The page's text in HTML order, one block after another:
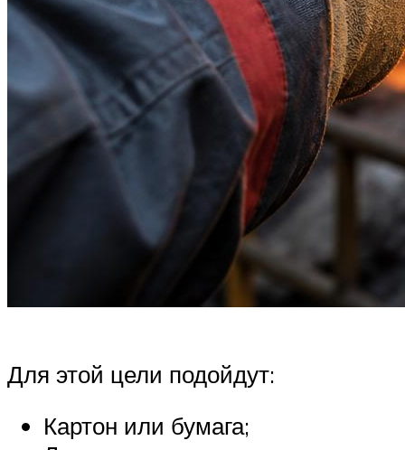
Для этой цели подойдут:
Картон или бумага;